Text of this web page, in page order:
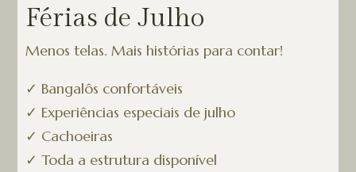
Férias de Julho
Menos telas. Mais histórias para contar!
✓ Bangalôs confortáveis
✓ Experiências especiais de julho
✓ Cachoeiras
✓ Toda a estrutura disponível